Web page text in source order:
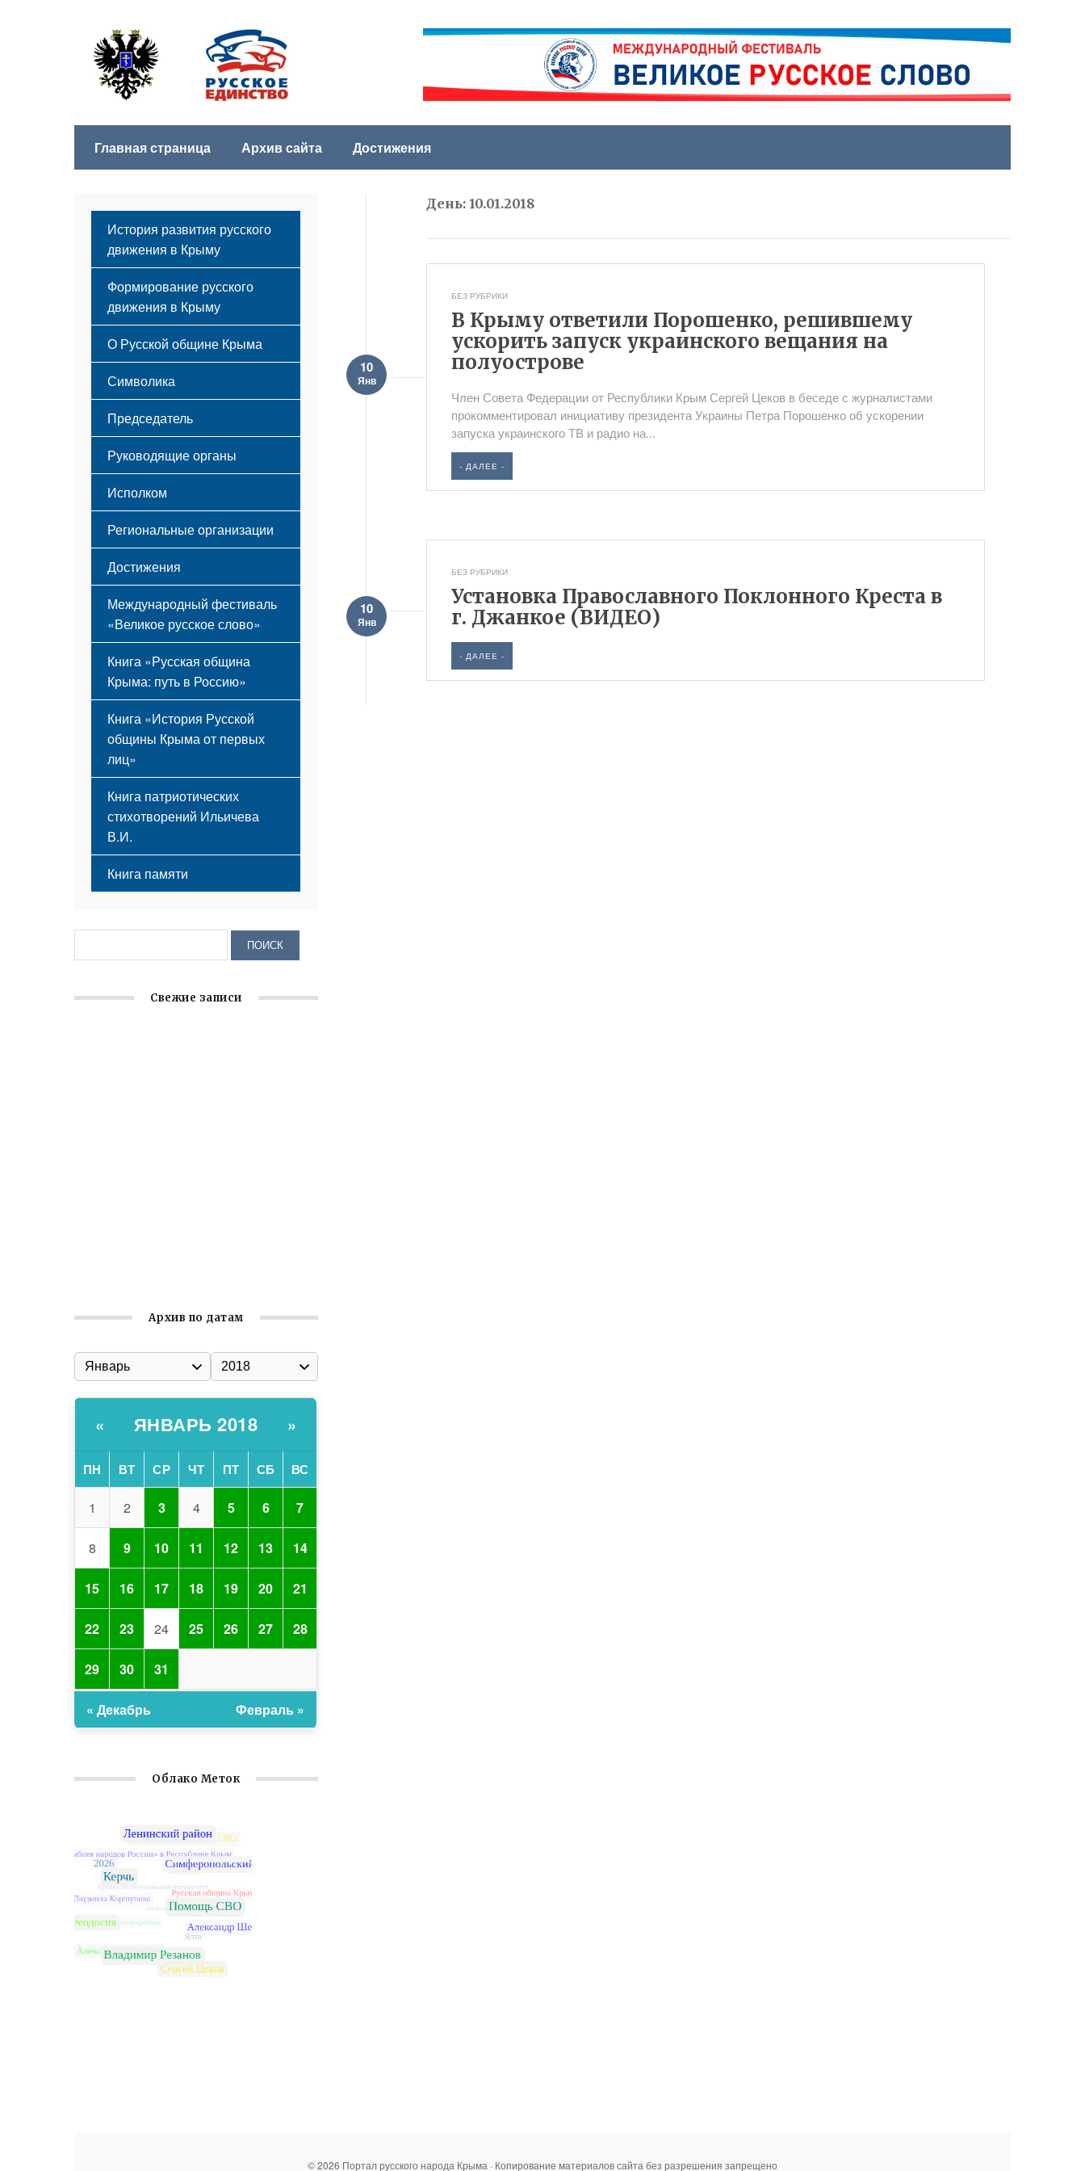
Главная страница Архив сайта Достижения
День:10.01.2018
БЕЗ РУБРИКИ
В Крыму ответили Порошенко, решившему
ускорить запуск украинского вещания на
полуострове
10
Янв
Член Совета Федерации от Республики Крым Сергей Цеков в беседе с журналистами
прокомментировал инициативу президента Украины Петра Порошенко об ускорении
запуска украинского ТВ и радио на...
- ДАЛЕЕ -
БЕЗ РУБРИКИ
Установка Православного Поклонного Креста в
г. Джанкое (ВИДЕО)
10
Янв
- ДАЛЕЕ -
История развития русского
движения в Крыму
Формирование русского
движения в Крыму
Русский Крым
О Русской общине Крыма
Этапы становления
Принципы деятельности
Структура
Мероприятия
Символика
Флаг
Герб
Гимн
Председатель
Руководящие органы
Исполком
Региональные организации
Достижения
Международный фестиваль
«Великое русское слово»
Книга «Русская община
Крыма: путь в Россию»
Книга «История Русской
общины Крыма от первых
лиц»
Книга патриотических
стихотворений Ильичева
В.И.
Книга памяти
Свежие записи
Архив по датам
« ЯНВАРЬ 2018 »
ПН ВТ СР ЧТ ПТ СБ ВС
1 2 3 4 5 6 7
8 9 10 11 12 13 14
15 16 17 18 19 20 21
22 23 24 25 26 27 28
29 30 31
« Декабрь Февраль »
Облако Меток
© 2026 Портал русского народа Крыма · Копирование материалов сайта без разрешения запрещено